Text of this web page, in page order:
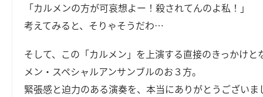
「カルメンの方が可哀想よー！殺されてんのよ私！」
考えてみると、そりゃそうだわ…
そして、この「カルメン」を上演する直接のきっかけと
メン・スペシャルアンサンブルのお３方。
緊張感と迫力のある演奏を、本当にありがとうございま